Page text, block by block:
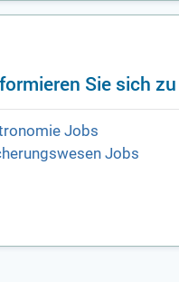
Sie sich
Jobs
Jobs